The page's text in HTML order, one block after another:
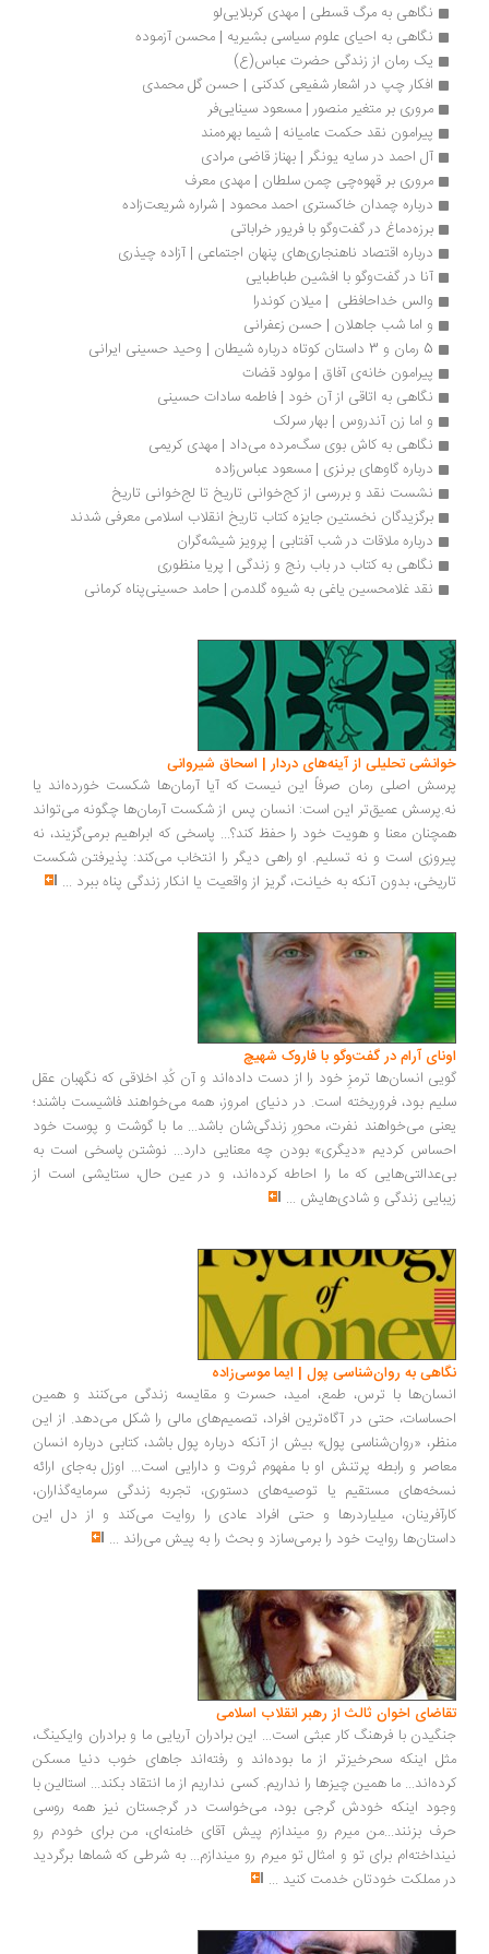
نگاهی به مرگ قسطی | مهدی کربلایی‌‌لو
نگاهی به احیای علوم سیاسی بشیریه | محسن آزموده
یک رمان از زندگی حضرت عباس(ع)
افکار چپ در اشعار شفیعی کدکنی | حسن گل محمدی
مروری بر متغیر منصور | مسعود سینایی‌فر
پیرامون نقد حکمت عامیانه | شیما بهره‌مند
آل احمد در سایه یونگر | بهناز قاضی مرادی
مروری بر قهوه‌چی چمن سلطان | مهدی معرف
درباره چمدان خاکستری احمد محمود | شراره شریعت‌زاده
برزه‌دماغ در گفت‌وگو با فریور خراباتی
درباره اقتصاد ناهنجاری‌های پنهان اجتماعی | آزاده چیذری
آنا در گفت‌وگو با افشین طباطبایی
والس خداحافظی  | میلان کوندرا
و اما شب جاهلان | حسن زعفرانی
پیرامون خانه‌ی آفاق | مولود قضات
نگاهی به اتاقی از آن خود | فاطمه سادات حسینی
و اما زن آندروس | بهار سرلک
نگاهی به کاش بوی سگ‌مرده می‌داد | مهدی کریمی
درباره گاوهای برنزی | مسعود عباس‌زاده
نشست نقد و بررسی از کج‌خوانی تاریخ تا لج‌خوانی تاریخ
برگزیدگان نخستین جایزه کتاب تاریخ انقلاب اسلامی معرفی شدند
درباره ملاقات در شب آفتابی | پرویز شیشه‌گران
نگاهی به کتاب در باب رنج و زندگی | پریا منظوری
نقد غلامحسین یاغی به شیوه گلدمن | حامد حسینی‌پناه کرمانی
تحلیلی از آینه‌های دردار | اسحاق شیروانی
اصلی رمان صرفاً این نیست که آیا آرمان‌ها شکست خورده‌اند یا
عمیق‌تر این است: انسان پس از شکست آرمان‌ها چگونه می‌تواند
معنا و هویت خود را حفظ کند؟... پاسخی که ابراهیم برمی‌گزیند، نه
است و نه تسلیم. او راهی دیگر را انتخاب می‌کند: پذیرفتن شکست
بدون آنکه به خیانت، گریز از واقعیت یا انکار زندگی پناه ببرد...
آرام در گفت‌وگو با فاروک شهیچ‭
انسان‌ها ترمزِ خود را از دست داده‌اند و آن کُدِ اخلاقی که نگهبان عقل
بود، فروریخته است. در دنیای امروز، همه می‌خواهند فاشیست باشند؛
می‌خواهند نفرت، محورِ زندگی‌شان باشد... ما با گوشت و پوست خود
کردیم «دیگری» بودن چه معنایی دارد... نوشتن پاسخی است به
که ما را احاطه کرده‌اند، و در عین حال، ستایشی است از
زندگی و شادی‌هایش...
به روان‌شناسی پول | ایما موسی‌زاده
با ترس، طمع، امید، حسرت و مقایسه زندگی می‌کنند و همین
حتی در آگاه‌ترین افراد، تصمیم‌های مالی را شکل می‌دهد. از این
«روان‌شناسی پول» بیش از آنکه درباره پول باشد، کتابی درباره انسان
و رابطه پرتنش او با مفهوم ثروت و دارایی است... اوزل به‌جای ارائه
مستقیم یا توصیه‌های دستوری، تجربه زندگی سرمایه‌گذاران،
میلیاردرها و حتی افراد عادی را روایت می‌کند و از دل این
روایت خود را برمی‌سازد و بحث را به پیش می‌راند ...
اخوان ثالث از رهبر انقلاب اسلامی
با فرهنگ کار عبثی است... این برادران آریایی ما و برادران وایکینگ،
اینکه سحرخیزتر از ما بوده‌اند و رفته‌اند جاهای خوب دنیا مسکن
ما همین چیزها را نداریم. کسی نداریم از ما انتقاد بکند... استالین با
اینکه خودش گرجی بود، می‌خواست در گرجستان نیز همه روسی
بزنند...من میرم رو میندازم پیش آقای خامنه‌ای، من برای خودم رو
برای تو و امثال تو میرم رو میندازم... به شرطی که شماها برگردید
مملکت خودتان خدمت کنید...